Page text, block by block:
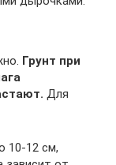
Грунт при
Для
10-12 см,